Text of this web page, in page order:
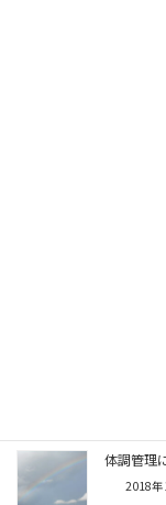
体調管理
2018